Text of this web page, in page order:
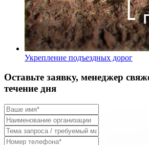
Укрепление подъездных дорог
Оставьте заявку, менеджер
течение дня